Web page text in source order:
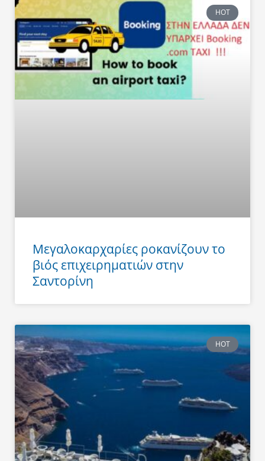
HOT
Μεγαλοκαρχαρίες ροκανίζουν το
βιός επιχειρηματιών στην
Σαντορίνη
HOT